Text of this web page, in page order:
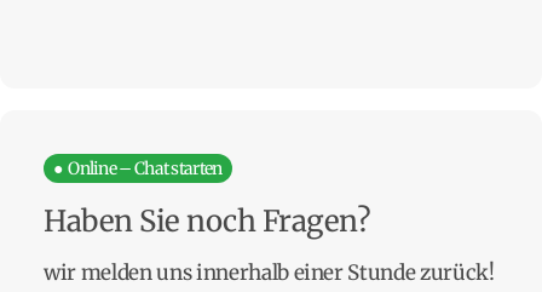
● Online – Chat starten
Haben Sie noch Fragen?
wir melden uns innerhalb einer Stunde zurück!